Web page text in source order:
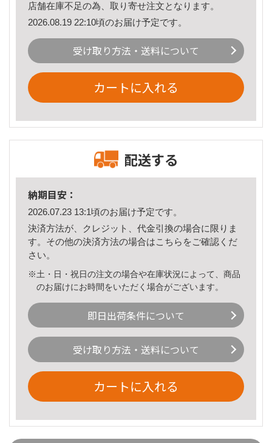
店舗在庫不足の為、取り寄せ注文となります。
2026.08.19 22:10頃のお届け予定です。
受け取り方法・送料について
カートに入れる
配送する
納期目安：
2026.07.23 13:1頃のお届け予定です。
決済方法が、クレジット、代金引換の場合に限りま
す。その他の決済方法の場合はこちら をご確認くだ
さい。
※土・日・祝日の注文の場合や在庫状況によって、商品
のお届けにお時間をいただく場合がございます。
即日出荷条件について
受け取り方法・送料について
カートに入れる